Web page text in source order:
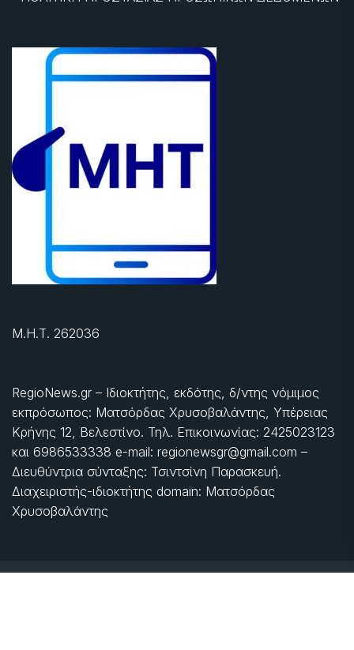
Μ.Η.Τ. 262036
RegioNews.gr – Ιδιοκτήτης, εκδότης, δ/ντης νόμιμος
εκπρόσωπος: Ματσόρδας Χρυσοβαλάντης, Υπέρειας
Κρήνης 12, Βελεστίνο. Τηλ. Επικοινωνίας: 2425023123
και 6986533338 e-mail: regionewsgr@gmail.com –
Διευθύντρια σύνταξης: Τσιντσίνη Παρασκευή.
Διαχειριστής-ιδιοκτήτης domain: Ματσόρδας
Χρυσοβαλάντης